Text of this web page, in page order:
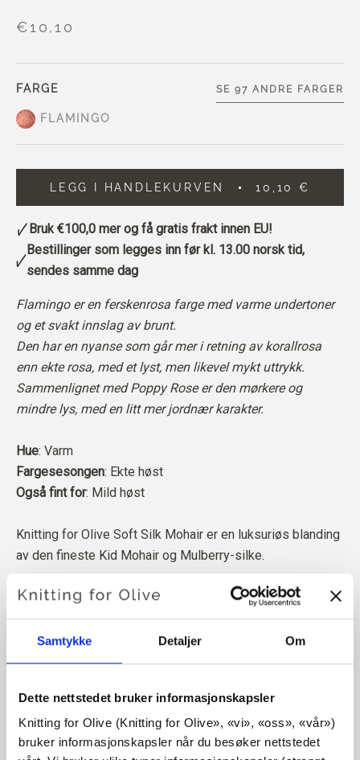
Samtykke Detaljer Om
Dette nettstedet bruker informasjonskapsler
Knitting for Olive (Knitting for Olive», «vi», «oss», «vår»)
bruker informasjonskapsler når du besøker nettstedet
€10,10
FARGE
FLAMINGO
SE 97 ANDRE FARGER
LEGG I HANDLEKURVEN 10,10 €
Bruk€100,0 mer og få gratis frakt innen EU!
Bestillinger som legges inn før kl. 13.00 norsk tid,
sendes samme dag
Flamingo er en ferskenrosa farge med varme undertoner
og et svakt innslag av brunt.
Den har en nyanse som går mer i retning av korallrosa
enn ekte rosa, med et lyst, men likevel mykt uttrykk.
Sammenlignet med Poppy Rose er den mørkere og
mindre lys, med en litt mer jordnær karakter.
Hue: Varm
Fargesesongen: Ekte høst
Også fint for: Mild høst
Knitting for Olive Soft Silk Mohair er en luksuriøs blanding
av den fineste Kid Mohair og Mulberry-silke.
Mohairen vår kommer fra angorageiter som er avlet opp i
Sør-Afrika, og garnet er også produsert lokalt. Garnet vårt
kan spores tilbake til de enkelte gårdene, noe som betyr
at vi vet nøyaktig hvilke gårder, bønder og geiter ullen vår
All mohairen vår er uavhengig sertifisert i henhold til
Responsible Mohair Standard (RMS), som er sertifisert av